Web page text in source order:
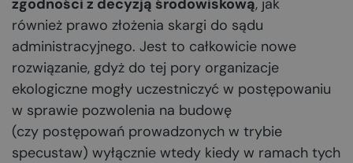
zgodności z decyzją środowiskową, jak
również prawo złożenia skargi do sądu
administracyjnego. Jest to całkowicie nowe
rozwiązanie, gdyż do tej pory organizacje
ekologiczne mogły uczestniczyć w postępowaniu
w sprawie pozwolenia na budowę
(czy postępowań prowadzonych w trybie
specustaw) wyłącznie wtedy kiedy w ramach tych